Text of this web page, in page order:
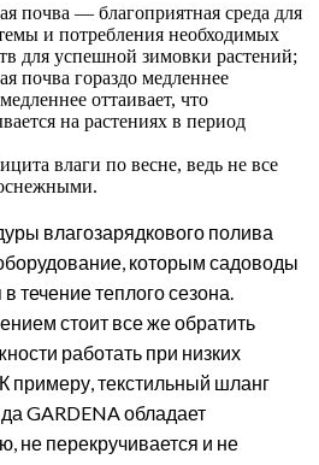
почва — благоприятная среда для
и потребления необходимых
для успешной зимовки растений;
почва гораздо медленнее
оттаивает, что
на растениях в период
влаги по весне, ведь не все
влагозарядкового полива
которым садоводы
течение теплого сезона.
стоит все же обратить
работать при низких
примеру, текстильный шланг
GARDENA обладает
не перекручивается и не